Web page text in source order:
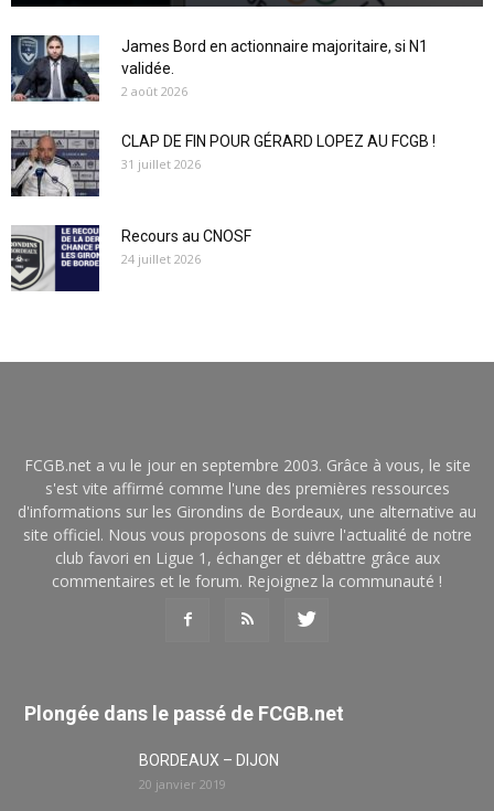
James Bord en actionnaire majoritaire, si N1
validée.
2 août 2026
CLAP DE FIN POUR GÉRARD LOPEZ AU FCGB !
31 juillet 2026
Recours au CNOSF
24 juillet 2026
FCGB.net a vu le jour en septembre 2003. Grâce à vous, le site
s'est vite affirmé comme l'une des premières ressources
d'informations sur les Girondins de Bordeaux, une alternative au
site officiel. Nous vous proposons de suivre l'actualité de notre
club favori en Ligue 1, échanger et débattre grâce aux
commentaires et le forum. Rejoignez la communauté !
Plongée dans le passé de FCGB.net
BORDEAUX – DIJON
20 janvier 2019